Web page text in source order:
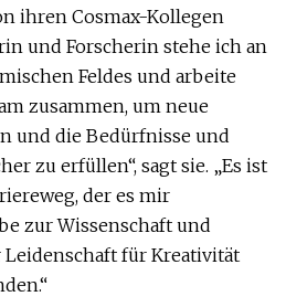
ihren Cosmax-Kollegen
und Forscherin stehe ich an
Feldes und arbeite
zusammen, um neue
und die Bedürfnisse und
zu erfüllen“, sagt sie. „Es ist
der es mir
zur Wissenschaft und
für Kreativität